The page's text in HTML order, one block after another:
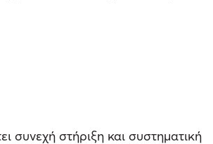
συνεχή στήριξη και συστηματική